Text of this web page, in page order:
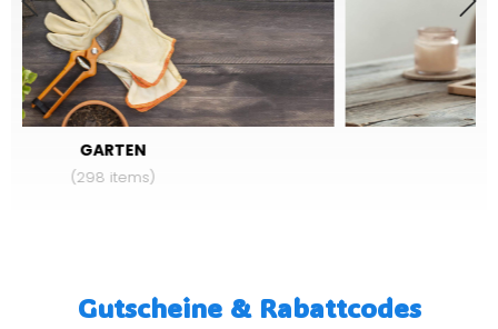
Gutscheine & Rabattcodes